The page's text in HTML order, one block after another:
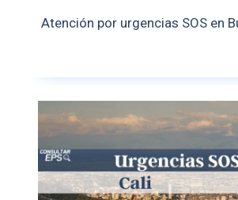
Atención por urgencias SOS en